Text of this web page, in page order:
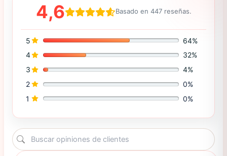
4,6 Basado en 447 reseñas.
5
64%
4
32%
3
4%
2
0%
1
0%